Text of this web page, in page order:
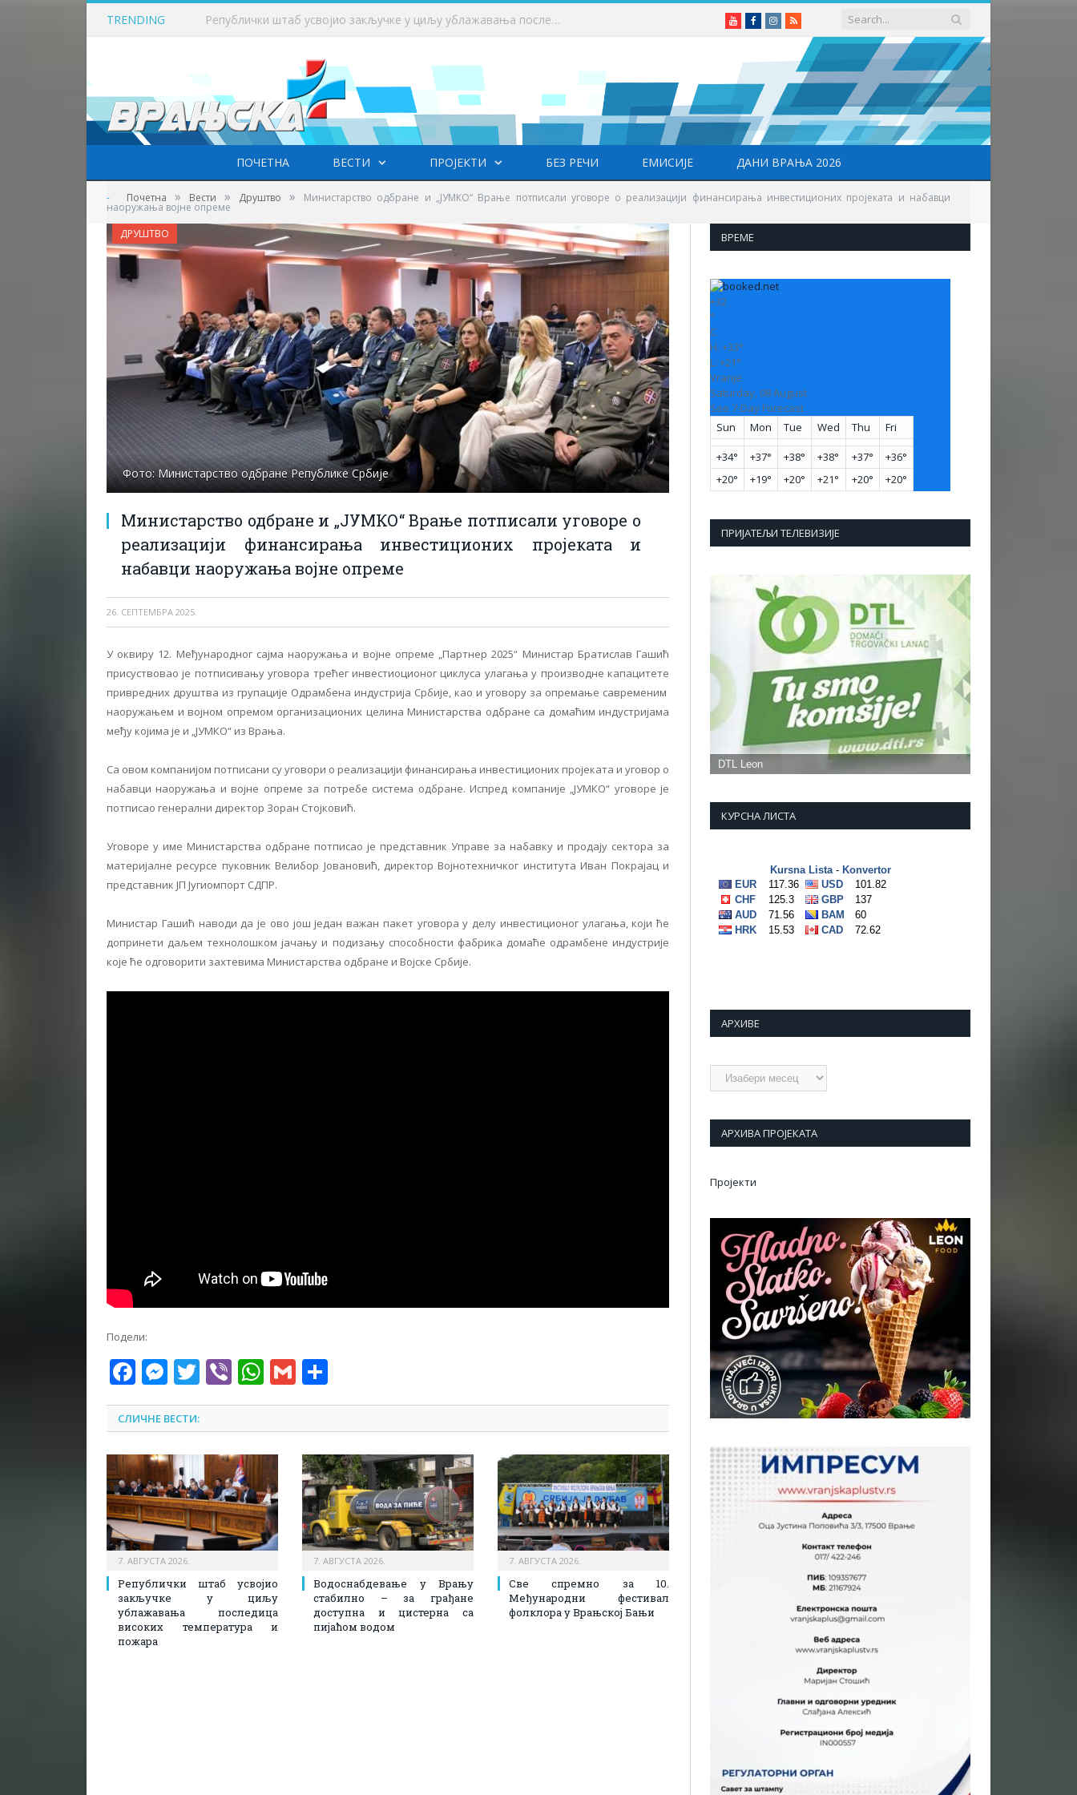
TRENDING Викенд у знаку бициклизма у Врању YoutubeFacebookInstagram
RSS
ПОЧЕТНА ВЕСТИ ПРОЈЕКТИ БЕЗ РЕЧИ ЕМИСИЈЕ ДАНИ ВРАЊА 2026
- Почетна » Вести » Друштво » Министарство одбране и „ЈУМКО“ Врање потписали уговоре о реализацији финансирања инвестиционих пројеката и набавци
наоружања војне опреме
Фото: Министарство одбране Републике Србије
Министарство одбране и „ЈУМКО“ Врање потписали уговоре о
реализацији финансирања инвестиционих пројеката и
набавци наоружања војне опреме
26. СЕПТЕМБРА 2025.
ДРУШТВО
У оквиру 12. Међународног сајма наоружања и војне опреме „Партнер 2025“ Министар Братислав Гашић
присуствовао је потписивању уговора трећег инвестиоционог циклуса улагања у производне капацитете
привредних друштва из групације Одрамбена индустрија Србије, као и уговору за опремање савременим
наоружањем и војном опремом организационих целина Министарства одбране са домаћим индустријама
међу којима је и „ЈУМКО“ из Врања.
Са овом компанијом потписани су уговори о реализацији финансирања инвестиционих пројеката и уговор о
набавци наоружања и војне опреме за потребе система одбране. Испред компаније „ЈУМКО“ уговоре је
потписао генерални директор Зоран Стојковић.
Уговоре у име Министарства одбране потписао је представник Управе за набавку и продају сектора за
материјалне ресурсе пуковник Велибор Јовановић, директор Војнотехничког института Иван Покрајац и
представник ЈП Југиомпорт СДПР.
Министар Гашић наводи да је ово још један важан пакет уговора у делу инвестиционог улагања, који ће
допринети даљем технолошком јачању и подизању способности фабрика домаће одрамбене индустрије
које ће одговорити захтевима Министарства одбране и Војске Србије.
Подели:
Facebook
Messenger
Twitter
ViberWhatsApp
Gmail
СЛИЧНЕ ВЕСТИ:
7. АВГУСТА 2026.
Републички штаб усвојио
закључке у циљу
ублажавања последица
високих температура и
пожара​
7. АВГУСТА 2026.
Водоснабдевање у Врању
стабилно – за грађане
доступна и цистерна са
пијаћом водом
7. АВГУСТА 2026.
Све спремно за 10.
Међународни фестивал
фолклора у Врањској Бањи
ВРЕМЕ
+32
°
C
H: +33°
L: +21°
Vranje
Saturday, 08 August
See 7-Day Forecast
Sun
Mon Tue Wed Thu Fri
+34° +37° +38° +38° +37° +36°
+20° +19° +20° +21° +20° +20°
ПРИЈАТЕЉИ ТЕЛЕВИЗИЈЕ
КУРСНА ЛИСТА
АРХИВЕ
Архиве
АРХИВА ПРОЈЕКАТА
Пројекти